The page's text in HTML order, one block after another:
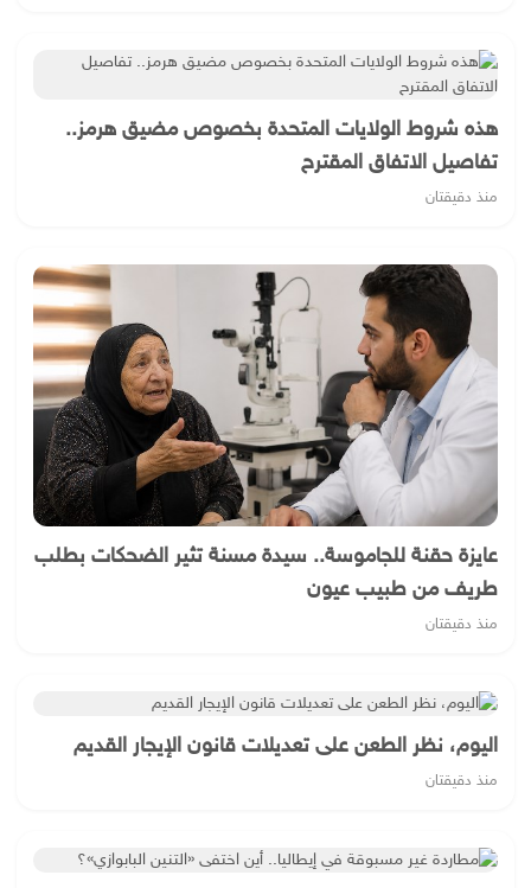
هذه شروط الولايات المتحدة بخصوص مضيق هرمز..
تفاصيل الاتفاق المقترح
منذ دقيقتان
عايزة حقنة للجاموسة.. سيدة مسنة تثير الضحكات بطلب
طريف من طبيب عيون
منذ دقيقتان
اليوم، نظر الطعن على تعديلات قانون الإيجار القديم
منذ دقيقتان